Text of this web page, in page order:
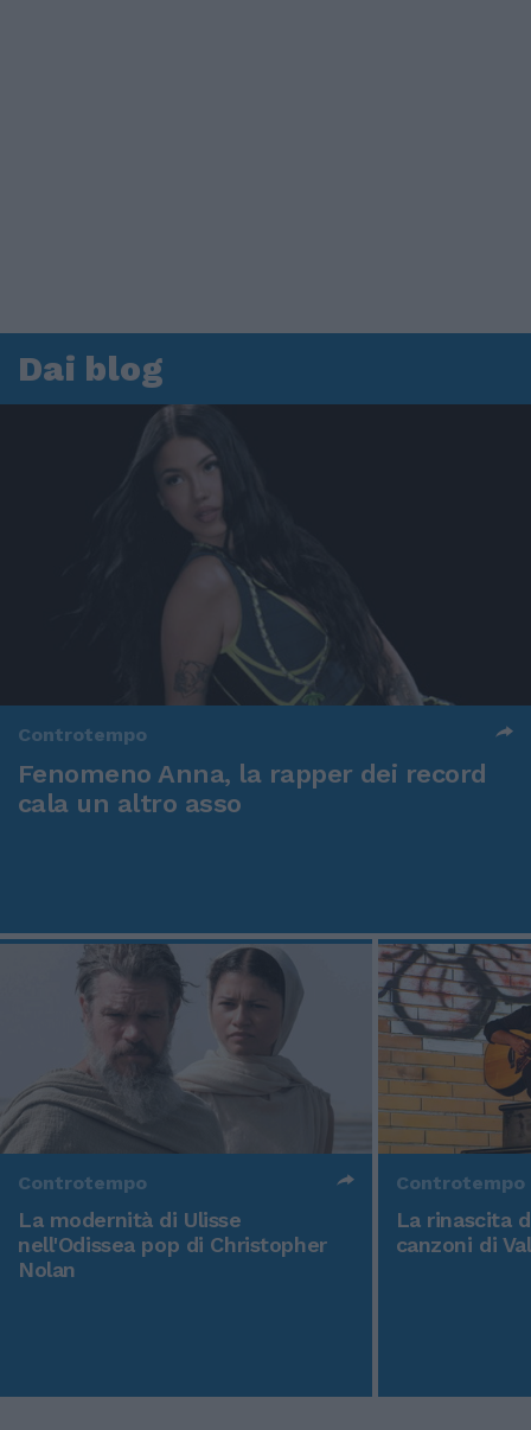
Dai blog
Controtempo
Fenomeno Anna, la rapper dei record
cala un altro asso
Controtempo
La modernità di Ulisse
nell'Odissea pop di Christopher
Nolan
Controtempo
La rinascita
canzoni di